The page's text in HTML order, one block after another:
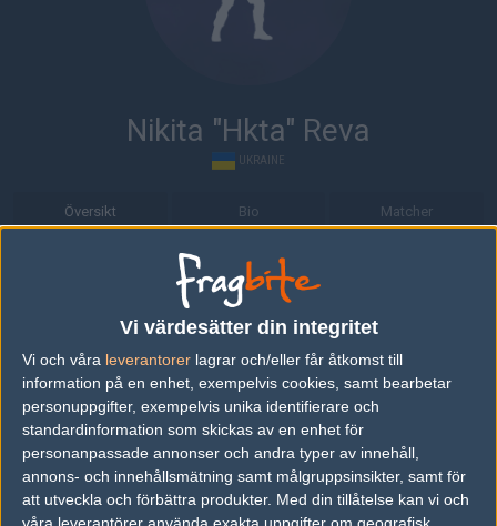
Vi värdesätter din integritet
Vi och våra leverantorer lagrar och/eller får åtkomst till
information på en enhet, exempelvis cookies, samt bearbetar
personuppgifter, exempelvis unika identifierare och
standardinformation som skickas av en enhet för
personanpassade annonser och andra typer av innehåll,
annons- och innehållsmätning samt målgruppsinsikter, samt för
att utveckla och förbättra produkter. Med din tillåtelse kan vi och
Nikita "Hkta" Reva
UKRAINE
Översikt Bio Matcher
Nikita "Hkta" Reva är en Counter-Strike: Global Offensive-spelare
Senaste matcherna
08
OCT
Gamerlegion52% 16
B8 48% 12 10
B850% 16 13 7